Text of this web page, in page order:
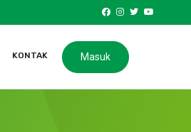
Masuk
KONTAK